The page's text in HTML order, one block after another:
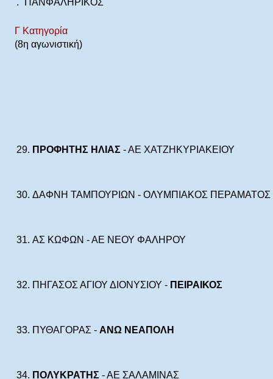
.
ΠΑΝΦΑΛΗΡΙΚΟΣ
Γ Κατηγορία
(8η αγωνιστική)
29. ΠΡΟΦΗΤΗΣ ΗΛΙΑΣ - ΑΕ ΧΑΤΖΗΚΥΡΙΑΚΕΙΟΥ
30. ΔΑΦΝΗ ΤΑΜΠΟΥΡΙΩΝ - ΟΛΥΜΠΙΑΚΟΣ ΠΕΡΑΜΑΤΟΣ
31. ΑΣ ΚΩΦΩΝ - ΑΕ ΝΕΟΥ ΦΑΛΗΡΟΥ
32. ΠΗΓΑΣΟΣ ΑΓΙΟΥ ΔΙΟΝΥΣΙΟΥ - ΠΕΙΡΑΙΚΟΣ
33. ΠΥΘΑΓΟΡΑΣ - ΑΝΩ ΝΕΑΠΟΛΗ
34. ΠΟΛΥΚΡΑΤΗΣ - ΑΕ ΣΑΛΑΜΙΝΑΣ